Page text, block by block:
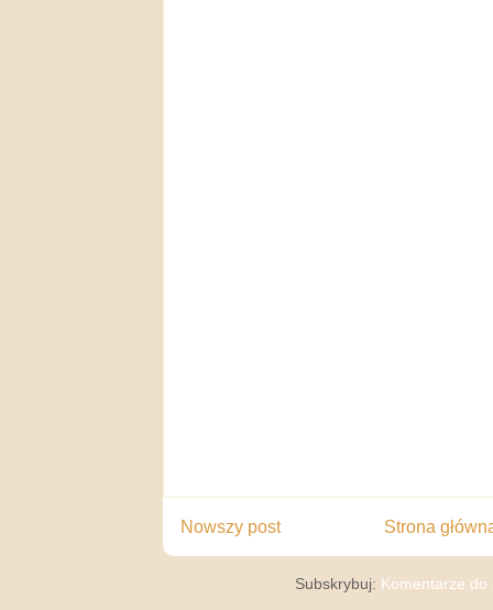
Nowszy post Strona
Subskrybuj: Komentarze do